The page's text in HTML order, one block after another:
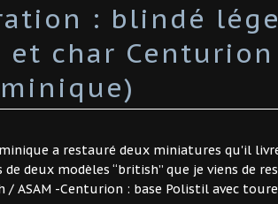
: blindé
et char
a restauré deux miniatures qu'il
deux modèles “british” que je viens de
/ ASAM -Centurion : base Polistil avec